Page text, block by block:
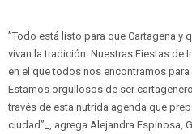
”Todo está listo para que Cartagena y
vivan la tradición. Nuestras Fiestas de
en el que todos nos encontramos para
Estamos orgullosos de ser
través de esta nutrida agenda que
ciudad”_, agrega Alejandra Espinosa,